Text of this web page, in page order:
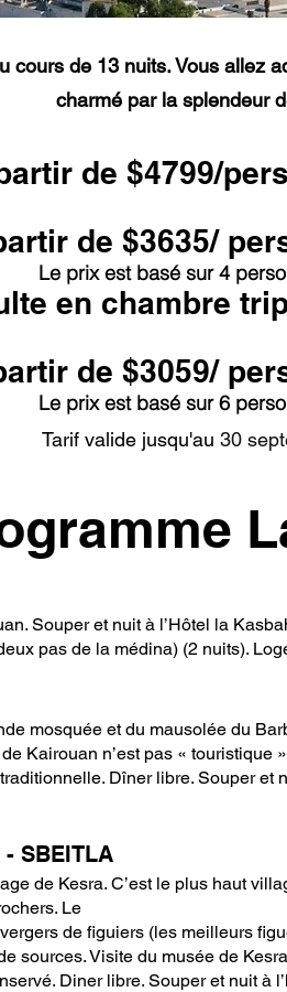
cours de 13 nuits. Vous allez
charmé par lasplendeur
de $4799/
de $3635/
Le prix est basé sur 4
en chambre
de $3059/
Le prix est basé sur 6
Tarif valide jusqu'au 30
Souper et nuit à l’Hôtel la
pas de la médina) (2 nuits).
mosquée et du mausolée du
Kairouan n’est pas «
Dîner libre. Souper et
- SBEITLA
de Kesra. C’est le plus haut
Le
de figuiers (les meilleurs
sources. Visite du musée de
Diner libre. Souper et nuit à